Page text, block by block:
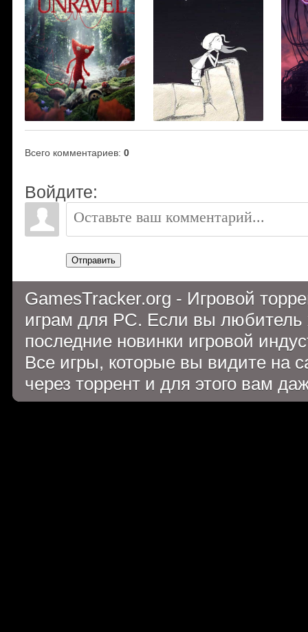
Всего комментариев: 0
Войдите:
Отправить
GamesTracker.org - Игровой
играм для PC. Если вы
последние новинки игровой
Все игры, которые вы видите на
через торрент и для этого вам